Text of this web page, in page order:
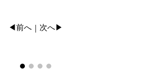
◀前へ 次へ▶